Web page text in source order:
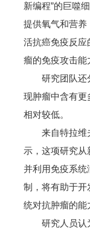
新编程”的巨噬
提供氧气和营养
活抗癌免疫反应
瘤的免疫攻击能
研究团队还分
现肿瘤中含有
相对较低。
来自特拉维夫
示，这项研究
并利用免疫系
制，将有助于开
统对抗肿瘤的能
研究人员认为